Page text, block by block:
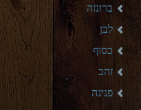
ברונזה
לבן
כסוף
זהב
פנינה